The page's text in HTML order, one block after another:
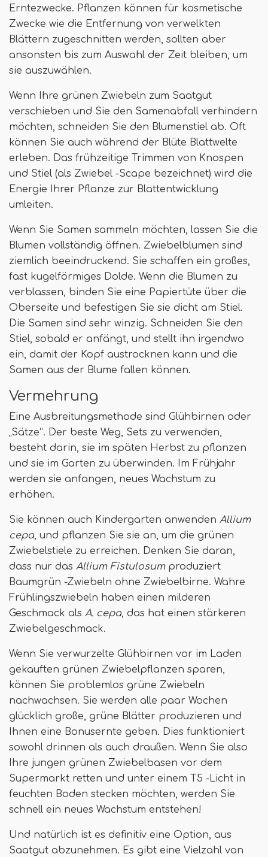
Erntezwecke. Pflanzen können für kosmetische
Zwecke wie die Entfernung von verwelkten
Blättern zugeschnitten werden, sollten aber
ansonsten bis zum Auswahl der Zeit bleiben, um
sie auszuwählen.
Wenn Ihre grünen Zwiebeln zum Saatgut
verschieben und Sie den Samenabfall verhindern
möchten, schneiden Sie den Blumenstiel ab. Oft
können Sie auch während der Blüte Blattwelte
erleben. Das frühzeitige Trimmen von Knospen
und Stiel (als Zwiebel -Scape bezeichnet) wird die
Energie Ihrer Pflanze zur Blattentwicklung
umleiten.
Wenn Sie Samen sammeln möchten, lassen Sie die
Blumen vollständig öffnen. Zwiebelblumen sind
ziemlich beeindruckend. Sie schaffen ein großes,
fast kugelförmiges Dolde. Wenn die Blumen zu
verblassen, binden Sie eine Papiertüte über die
Oberseite und befestigen Sie sie dicht am Stiel.
Die Samen sind sehr winzig. Schneiden Sie den
Stiel, sobald er anfängt, und stellt ihn irgendwo
ein, damit der Kopf austrocknen kann und die
Samen aus der Blume fallen können.
Vermehrung
Eine Ausbreitungsmethode sind Glühbirnen oder
„Sätze“. Der beste Weg, Sets zu verwenden,
besteht darin, sie im späten Herbst zu pflanzen
und sie im Garten zu überwinden. Im Frühjahr
werden sie anfangen, neues Wachstum zu
erhöhen.
Sie können auch Kindergarten anwenden Allium
cepa, und pflanzen Sie sie an, um die grünen
Zwiebelstiele zu erreichen. Denken Sie daran,
dass nur das Allium Fistulosumproduziert
Baumgrün -Zwiebeln ohne Zwiebelbirne. Wahre
Frühlingszwiebeln haben einen milderen
Geschmack als A. cepa, das hat einen stärkeren
Zwiebelgeschmack.
Wenn Sie verwurzelte Glühbirnen vor im Laden
gekauften grünen Zwiebelpflanzen sparen,
können Sie problemlos grüne Zwiebeln
nachwachsen. Sie werden alle paar Wochen
glücklich große, grüne Blätter produzieren und
Ihnen eine Bonusernte geben. Dies funktioniert
sowohl drinnen als auch draußen. Wenn Sie also
Ihre jungen grünen Zwiebelbasen vor dem
Supermarkt retten und unter einem T5 -Licht in
feuchten Boden stecken möchten, werden Sie
schnell ein neues Wachstum entstehen!
Und natürlich ist es definitiv eine Option, aus
Saatgut abzunehmen. Es gibt eine Vielzahl von